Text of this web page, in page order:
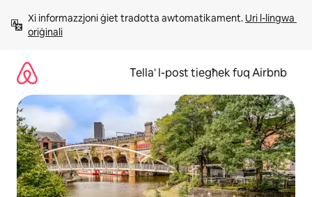
għall-
kontenut
Xi informazzjoni ġiet tradotta awtomatikament. Uri l-lingwa
oriġinali
Tella' l-post tiegħek fuq Airbnb